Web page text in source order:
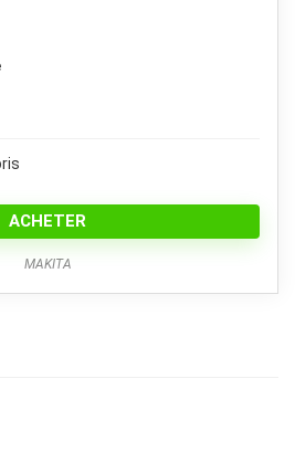
ACHETER
MAKITA